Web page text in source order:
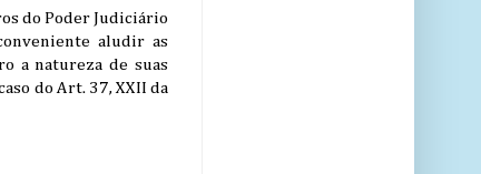
do Poder Judiciário
aludir as
a natureza de suas
do Art. 37, XXII da